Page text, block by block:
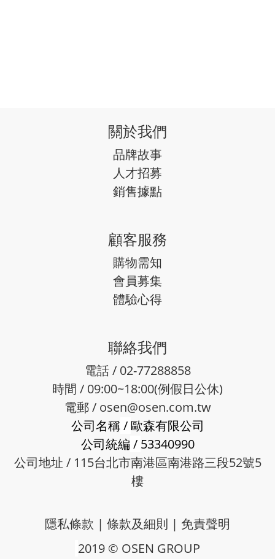
關於我們
品牌故事
人才招募
銷售據點
顧客服務
購物需知
會員募集
體驗心得
聯絡我們
電話 / 02-77288858
時間 / 09:00~18:00(例假日公休)
電郵 / osen@osen.com.tw
公司名稱/歐森有限公司
公司統編 / 53340990
公司地址 / 115台北市南港區南港路三段52號5
樓
隱私條款 | 條款及細則 | 免責聲明
2019 © OSEN GROUP